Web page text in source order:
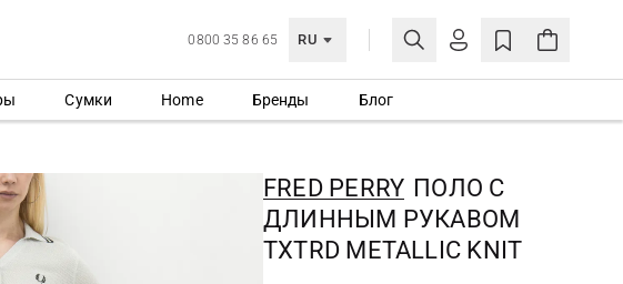
0800 35 86 65 RU
ЛИЧНЫЙ КАБИНЕТ
Еще не зарегистрированы?
СОЗДАТЬ УЧЕТНУЮ ЗАПИСЬ
Сумки Home Бренды Блог
FRED PERRY ПОЛО С
ДЛИННЫМ РУКАВОМ
TXTRD METALLIC KNIT